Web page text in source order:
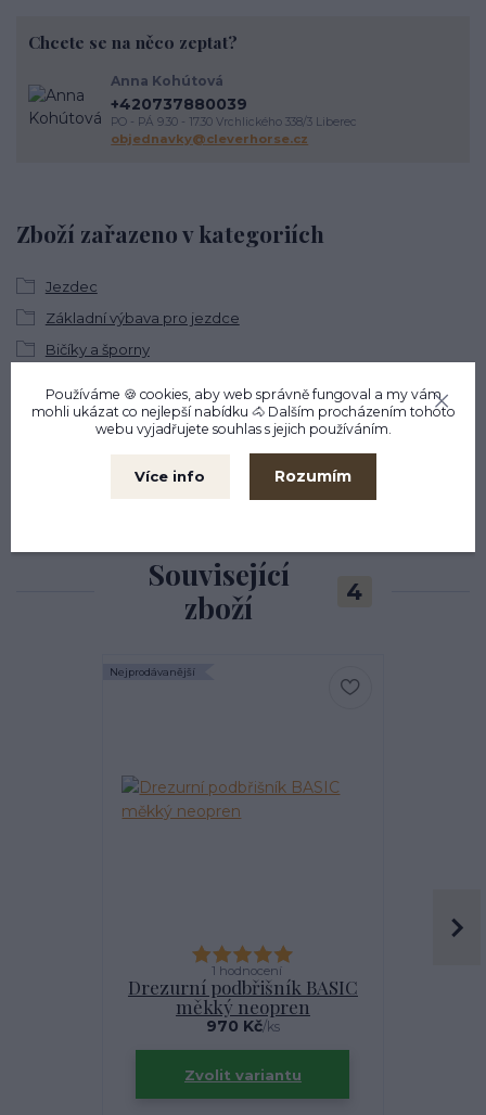
Zboží zařazeno v kategoriích
Jezdec
Základní výbava pro jezdce
Bičíky a šporny
Chcete se na něco zeptat?
Anna Kohútová
+420737880039
PO - PÁ 9.30 - 17.30 Vrchlického 338/3 Liberec
objednavky@cleverhorse.cz
Související
zboží
4
Nejprodávanější
1 hodnocení
Drezurní podbřišník BASIC
měkký neopren
970 Kč/ks
Zvolit variantu
Používáme 🍪 cookies, aby web správně fungoval a my vám
mohli ukázat co nejlepší nabídku 🐴 Dalším procházením tohoto
webu vyjadřujete souhlas s jejich používáním.
Více info Rozumím